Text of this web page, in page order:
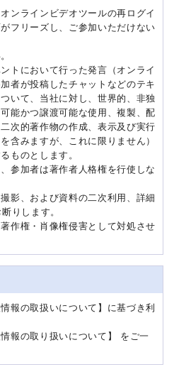
ンラインビデオツールの再ログイ
フリーズし、ご参加いただけない
トにおいて行った発言（オンライ
者が投稿したチャットなどのテキ
いて、当社に対し、世界的、非独
能かつ譲渡可能な使用、複製、配
次的著作物の作成、表示及び実行
含みますが、これに限りません）
ものとします。
参加者は著作者人格権を行使しな
影、および資料の二次利用、詳細
りします。
作権・肖像権侵害として対処させ
報の取扱いについて】に基づき利
報の取り扱いについて】 をご一